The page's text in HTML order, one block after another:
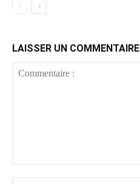
LAISSER UN COMMENTAIRE